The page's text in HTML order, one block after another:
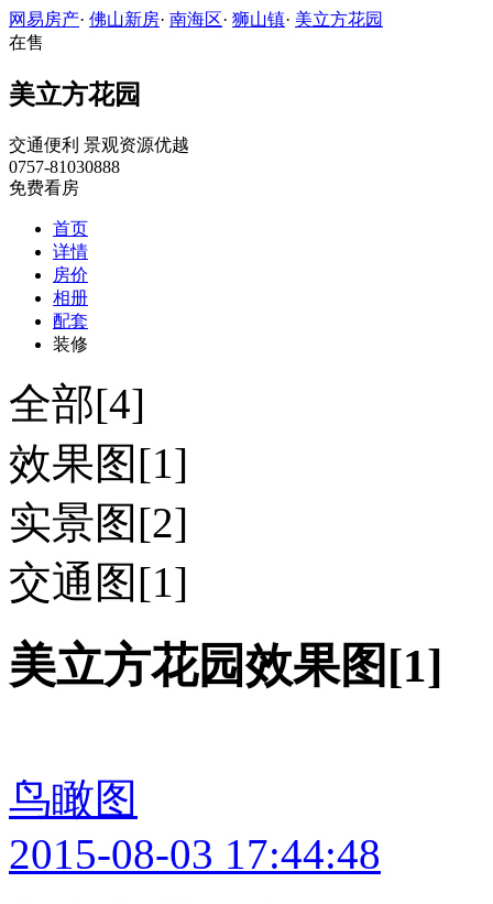
网易房产· 佛山新房· 南海区· 狮山镇· 美立方花园
在售
美立方花园
交通便利 景观资源优越
0757-81030888
免费看房
首页
详情
房价
相册
配套
装修
全部[4]
效果图[1]
实景图[2]
交通图[1]
美立方花园效果图[1]
鸟瞰图
2015-08-03 17:44:48